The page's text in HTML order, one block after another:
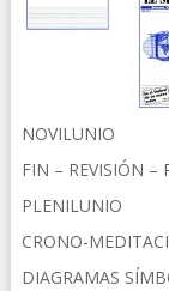
NOVILUNIO
FIN – REVISIÓN –
PLENILUNIO
CRONO-
DIAGRAMAS